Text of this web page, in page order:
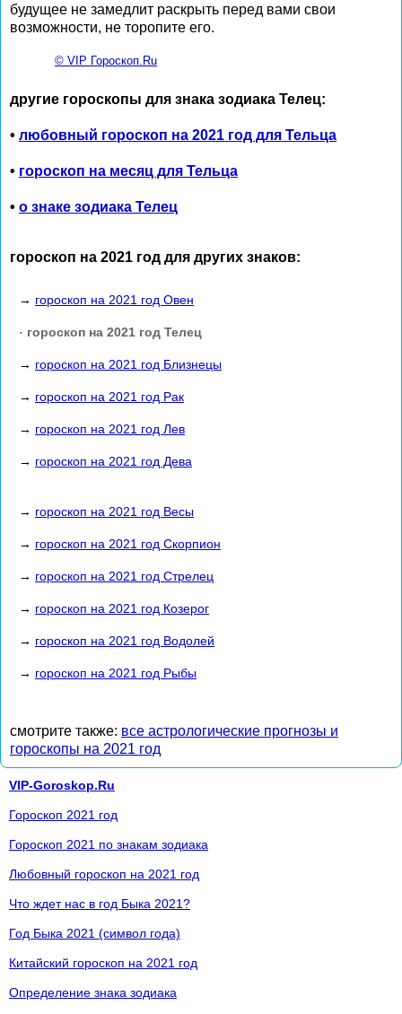
будущее не замедлит раскрыть перед вами свои
возможности, не торопите его.
© VIP Гороскоп.Ru
другие гороскопы для знака зодиака Телец:
• любовный гороскоп на 2021 год для Тельца
• гороскоп на месяц для Тельца
• о знаке зодиака Телец
гороскоп на 2021 год для других знаков:
→ гороскоп на 2021 год Овен
· гороскоп на 2021 год Телец
→ гороскоп на 2021 год Близнецы
→ гороскоп на 2021 год Рак
→ гороскоп на 2021 год Лев
→ гороскоп на 2021 год Дева
→ гороскоп на 2021 год Весы
→ гороскоп на 2021 год Скорпион
→ гороскоп на 2021 год Стрелец
→ гороскоп на 2021 год Козерог
→ гороскоп на 2021 год Водолей
→ гороскоп на 2021 год Рыбы
смотрите также: все астрологические прогнозы и
гороскопы на 2021 год
VIP-Goroskop.Ru
Гороскоп 2021 год
Гороскоп 2021 по знакам зодиака
Любовный гороскоп на 2021 год
Что ждет нас в год Быка 2021?
Год Быка 2021 (символ года)
Китайский гороскоп на 2021 год
Определение знака зодиака